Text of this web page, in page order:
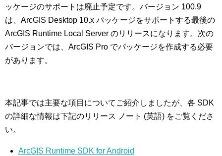
ッケージのサポートは廃止予定です。バージョン 100.9
は、ArcGIS Desktop 10.x パッケージをサポートする最後の
ArcGIS Runtime Local Server のリリースになります。次の
バージョンでは、ArcGIS Pro でパッケージを作成する必要
があります。
本記事では主要な項目についてご紹介しましたが、各 SDK
の詳細な情報は下記のリリース ノート (英語) をご覧くださ
い。
ArcGIS Runtime SDK for Android